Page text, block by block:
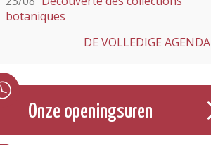
botaniques
DE VOLLEDIGE AGENDA
Onze openingsuren